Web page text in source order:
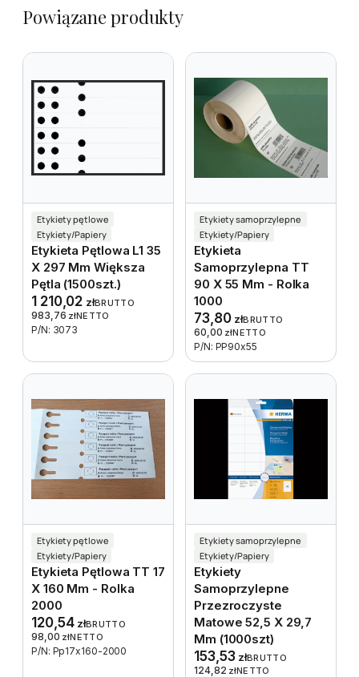
Powiązane produkty
Etykiety pętlowe
Etykiety/Papiery
Etykieta Pętlowa L1 35
X 297 Mm Większa
Pętla (1500szt.)
1 210,02 złBRUTTO
983,76 złNETTO
P/N: 3073
Etykiety samoprzylepne
Etykiety/Papiery
Etykieta
Samoprzylepna TT
90 X 55 Mm - Rolka
1000
73,80 złBRUTTO
60,00 złNETTO
P/N: PP90x55
Etykiety pętlowe
Etykiety/Papiery
Etykieta Pętlowa TT 17
X 160 Mm - Rolka
2000
120,54 złBRUTTO
98,00 złNETTO
P/N: Pp17x160-2000
Etykiety samoprzylepne
Etykiety/Papiery
Etykiety
Samoprzylepne
Przezroczyste
Matowe 52,5 X 29,7
Mm (1000szt)
153,53 złBRUTTO
124,82 złNETTO